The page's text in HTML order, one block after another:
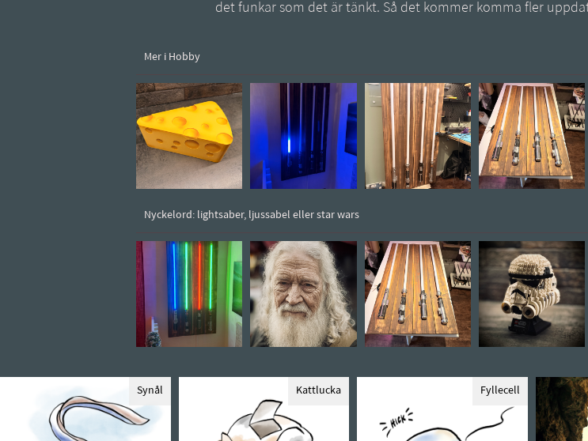
det funkar som det är tänkt. Så det kommer komma fler
Mer i Hobby
Nyckelord: lightsaber, ljussabel eller star wars
Synål Kattlucka Fyllecell